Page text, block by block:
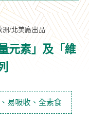
洲/北美廠出品
元素」及「維
易吸收、全素食